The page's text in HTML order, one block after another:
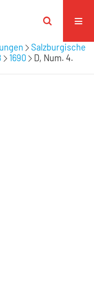
Salzburgische
1690
D, Num. 4.